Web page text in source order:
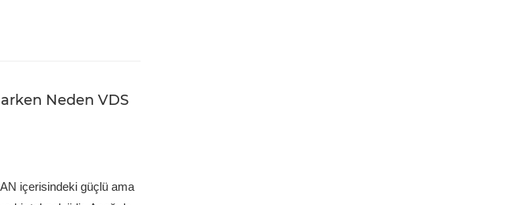
Neden VDS
içerisindeki güçlü ama